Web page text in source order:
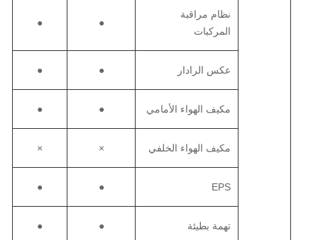
نظام مراقبة
المركبات
●
●
عكس الرادار ●
●
مكيف الهواء الأمامي ●
●
مكيف الهواء الخلفي ×
×
EPS
●
●
تهمة بطيئة ●
●